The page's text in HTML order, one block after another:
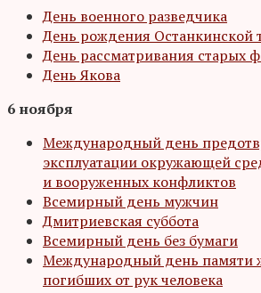
День военного разведчика
День рождения Останкинской
День рассматривания старых
День Якова
6 ноября
Международный день
эксплуатации окружающей
и вооруженных конфликтов
Всемирный день мужчин
Дмитриевская суббота
Всемирный день без бумаги
Международный день памяти
погибших от рук человека